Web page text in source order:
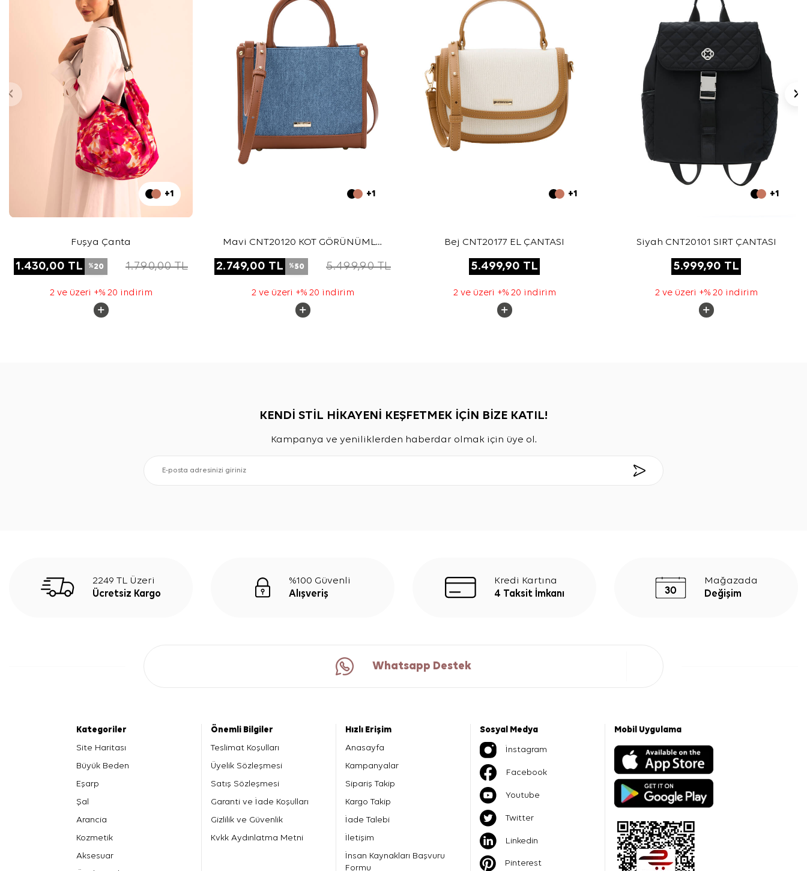
+1
Fuşya Çanta
1.430,00 TL %20 1.790,00TL
2 ve üzeri +% 20 indirim
+1
Mavi CNT20120 KOT GÖRÜNÜMLÜ
2.749,00 TL %50 5.499,90TL
2 ve üzeri +% 20 indirim
+1
Bej CNT20177 EL ÇANTASI
5.499,90 TL
2 ve üzeri +% 20 indirim
+1
Siyah CNT20101 SIRT ÇANTASI
5.999,90 TL
2 ve üzeri +% 20 indirim
KENDİ STİL HİKAYENİ KEŞFETMEK İÇİN BİZE KATIL!
Kampanya ve yeniliklerden haberdar olmak için üye ol.
2249 TL Üzeri
Ücretsiz Kargo
%100 Güvenli
Alışveriş
Kredi Kartına
4 Taksit İmkanı
Mağazada
Değişim
Whatsapp Destek
Kategoriler
Site Haritası
Büyük Beden
Eşarp
Şal
Arancia
Kozmetik
Aksesuar
Önemli Bilgiler
Teslimat Koşulları
Üyelik Sözleşmesi
Satış Sözleşmesi
Garanti ve İade Koşulları
Gizlilik ve Güvenlik
Kvkk Aydınlatma Metni
Hızlı Erişim
Anasayfa
Kampanyalar
Sipariş Takip
Kargo Takip
İade Talebi
İletişim
İnsan Kaynakları Başvuru
Formu
Sosyal Medya
İnstagram
Facebook
Youtube
Twitter
Linkedin
Pinterest
Mobil Uygulama